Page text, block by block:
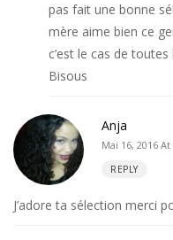
pas fait une bonne
mère aime bien ce
c’est le cas de
Bisous
Anja
Mai 16, 2016 At
REPLY
J’adore ta sélection merci